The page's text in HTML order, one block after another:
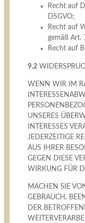
Recht auf
DSGVO;
Recht auf
gemäß Art.
Recht auf
9.2
WENN WIR IM
UNSERES
INTERESSES
JEDERZEITIGE
AUS IHRER
GEGEN DIESE
WIRKUNG FÜR
MACHEN SIE
GEBRAUCH,
DER